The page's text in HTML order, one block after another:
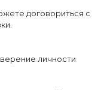
договориться с
личности